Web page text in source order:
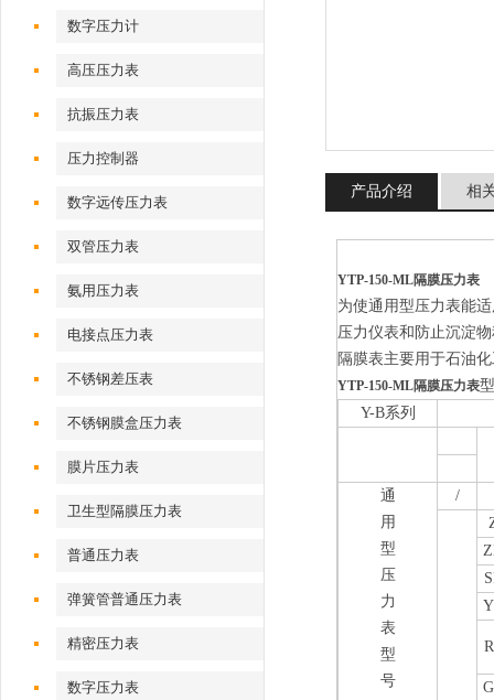
数字压力计
高压压力表
抗振压力表
压力控制器
数字远传压力表
双管压力表
氨用压力表
电接点压力表
不锈钢差压表
不锈钢膜盒压力表
膜片压力表
卫生型隔膜压力表
普通压力表
弹簧管普通压力表
精密压力表
数字压力表
产品介绍 相
YTP-150-ML隔膜压力表
为使通用型压力表能
压力仪表和防止沉淀
隔膜表主要用于石油
YTP-150-ML隔膜压力表
Y-B系列
通
用
型
压
力
表
型
号
/